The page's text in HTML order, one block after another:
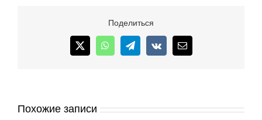
росте
цен
Поделиться
X WhatsAppTelegram
Vk Email
Похожие записи